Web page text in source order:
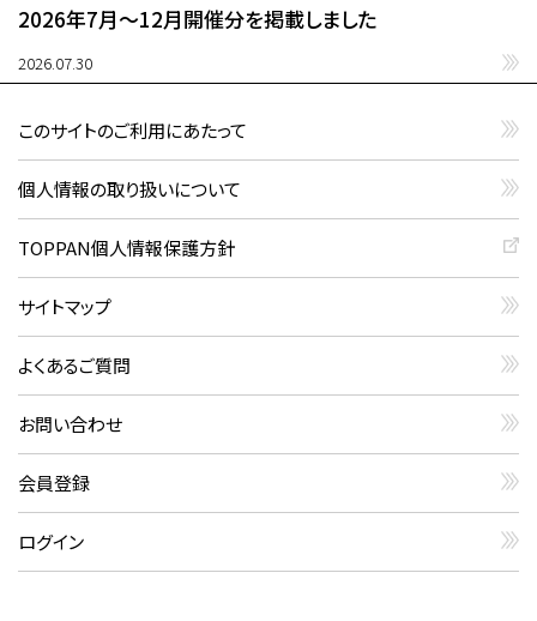
2026年7月〜12月開催分を掲載しました
2026.07.30
このサイトのご利用にあたって
個人情報の取り扱いについて
TOPPAN個人情報保護方針
サイトマップ
よくあるご質問
お問い合わせ
会員登録
ログイン